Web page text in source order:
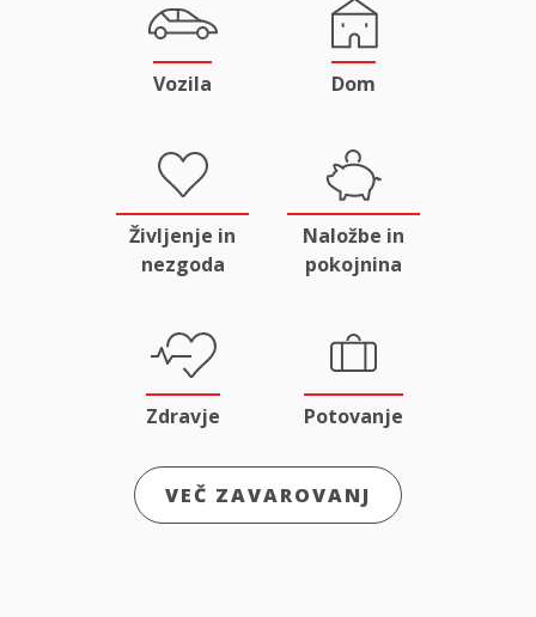
Vozila Dom
Življenje in
nezgoda
Naložbe in
pokojnina
Zdravje Potovanje
VEČ ZAVAROVANJ